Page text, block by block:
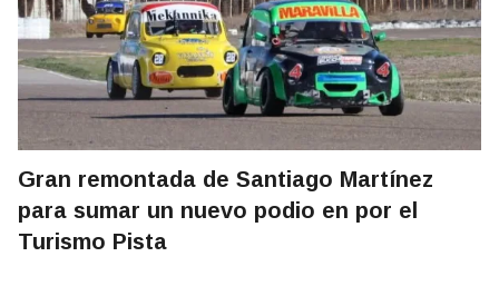
Gran remontada de Santiago Martínez
para sumar un nuevo podio en por el
Turismo Pista